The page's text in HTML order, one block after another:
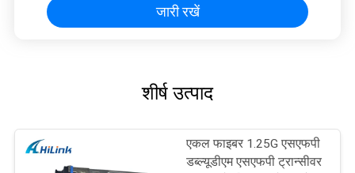
जारी रखें
शीर्ष उत्पाद
एकल फाइबर 1.25G एसएफपी
डब्ल्यूडीएम एसएफपी ट्रान्सीवर